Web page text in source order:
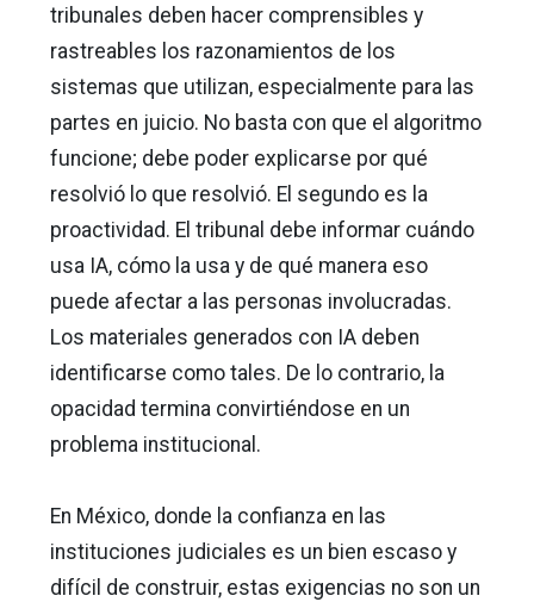
tribunales deben hacer comprensibles y
rastreables los razonamientos de los
sistemas que utilizan, especialmente para las
partes en juicio. No basta con que el algoritmo
funcione; debe poder explicarse por qué
resolvió lo que resolvió. El segundo es la
proactividad. El tribunal debe informar cuándo
usa IA, cómo la usa y de qué manera eso
puede afectar a las personas involucradas.
Los materiales generados con IA deben
identificarse como tales. De lo contrario, la
opacidad termina convirtiéndose en un
problema institucional.
En México, donde la confianza en las
instituciones judiciales es un bien escaso y
difícil de construir, estas exigencias no son un